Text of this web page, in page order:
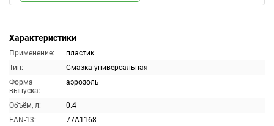
Характеристики
Применение:
пластик
Тип:
Смазка универсальная
Форма
выпуска:
аэрозоль
Объём, л:
0.4
EAN-13:
77A1168